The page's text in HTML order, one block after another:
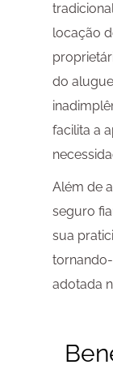
locação
do
facilita a
Além de
seguro
sua
adotada